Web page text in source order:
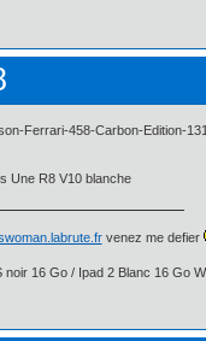
Une R8 V10 blanche
venez me defier
noir 16 Go / Ipad 2 Blanc 16 Go